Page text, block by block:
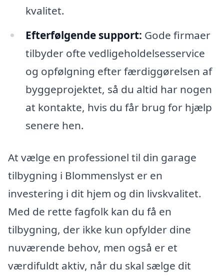
kvalitet.
Efterfølgende support: Gode firmaer
tilbyder ofte vedligeholdelsesservice
og opfølgning efter færdiggørelsen af
byggeprojektet, så du altid har nogen
at kontakte, hvis du får brug for hjælp
senere hen.
At vælge en professionel til din garage
tilbygning i Blommenslyst er en
investering i dit hjem og din livskvalitet.
Med de rette fagfolk kan du få en
tilbygning, der ikke kun opfylder dine
nuværende behov, men også er et
værdifuldt aktiv, når du skal sælge dit